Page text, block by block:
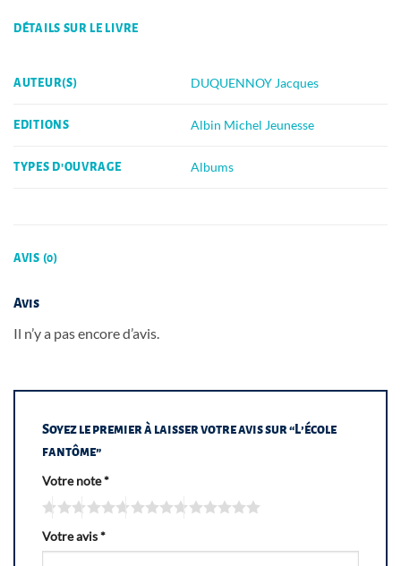
DÉTAILS SUR LE LIVRE
AUTEUR(S) DUQUENNOY Jacques
EDITIONS Albin Michel Jeunesse
TYPES D'OUVRAGE Albums
AVIS (0)
Avis
Il n’y a pas encore d’avis.
Soyez le premier à laisser votre avis sur “L’école
fantôme”
Votre note*
Votre avis*